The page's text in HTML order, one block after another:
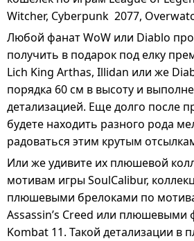
Witcher, Cyberpunk 2077,
Любой фанат WoW или Diablo
получить в подарок под елку
Lich King Arthas, Illidan или же
порядка 60 см в высоту и
детализацией. Еще долго после
будете находить разного рода
радоваться этим крутым
Или же удивите их плюшевой
мотивам игрыSoulCalibur,
плюшевыми брелоками по
Assassin’s Creed или плюшевыми
Kombat 11. Такой детализации